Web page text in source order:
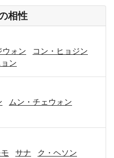
相性
ウォン
コン・ヒョジン
ン
ムン・チェウォン
サナ
ク・ヘソン